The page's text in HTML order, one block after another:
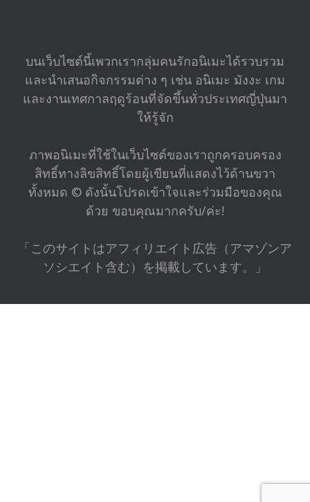
บนเว็บไซต์นี้เพวกเรากลุ่มคนรักอนิเมะได้รวบรวม
และนำเสนอกิจกรรมต่าง ๆ เช่น อนิเมะ มังงะ เกม
และงานเทศกาลฤดูร้อนที่จัดขึ้นทั่วประเทศญี่ปุ่นมา
ให้รู้จัก
ภาพอนิเมะที่ใช้ในเว็บไซต์ของเราถูกครอบครอง
สิทธิ์ทางลิขสิทธิ์โดยผู้เขียนที่แสดงไว้ด้านขวา
ทั้งหมด © ดังนั้นโปรดเข้าใจและร่วมมือของคุณ
ด้วย ขอบคุณมากครับ/ค่ะ!
「このサイトはアフィリエイト広告（アマゾンア
ソシエイト含む）を掲載しています。」